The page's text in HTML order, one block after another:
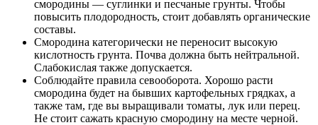
смородины — суглинки и песчаные грунты. Чтобы
повысить плодородность, стоит добавлять органические
составы.
Смородина категорически не переносит высокую
кислотность грунта. Почва должна быть нейтральной.
Слабокислая также допускается.
Соблюдайте правила севооборота. Хорошо расти
смородина будет на бывших картофельных грядках, а
также там, где вы выращивали томаты, лук или перец.
Не стоит сажать красную смородину на месте черной.